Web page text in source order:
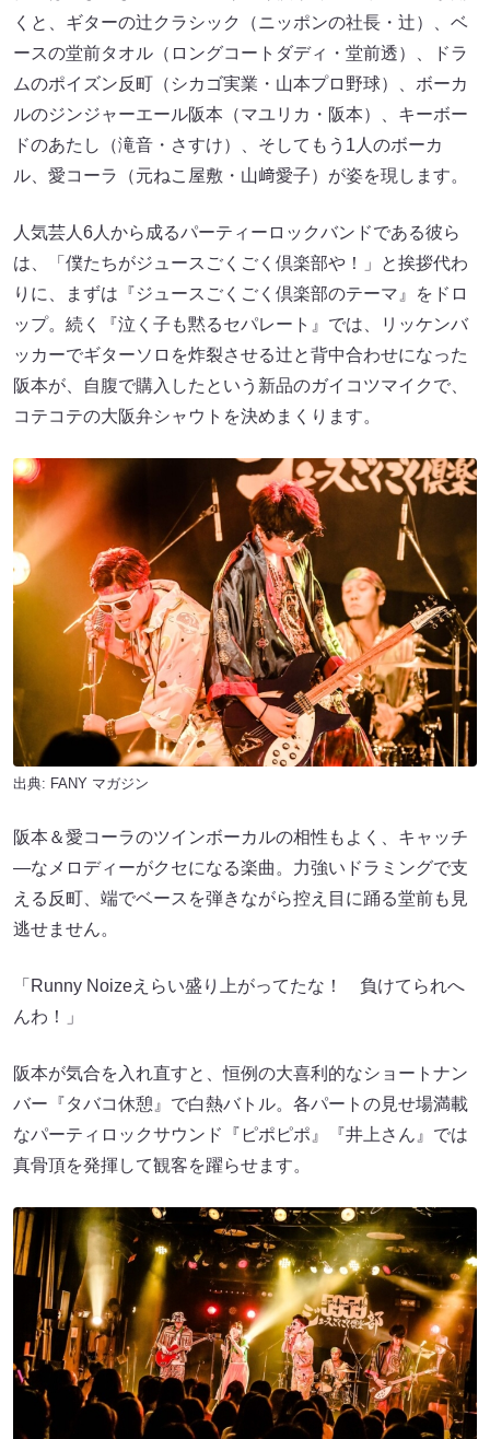
くと、ギターの辻クラシック（ニッポンの社長・辻）、ベ
ースの堂前タオル（ロングコートダディ・堂前透）、ドラ
ムのポイズン反町（シカゴ実業・山本プロ野球）、ボーカ
ルのジンジャーエール阪本（マユリカ・阪本）、キーボー
ドのあたし（滝音・さすけ）、そしてもう1人のボーカ
ル、愛コーラ（元ねこ屋敷・山﨑愛子）が姿を現します。
人気芸人6人から成るパーティーロックバンドである彼ら
は、「僕たちがジュースごくごく倶楽部や！」と挨拶代わ
りに、まずは『ジュースごくごく倶楽部のテーマ』をドロ
ップ。続く『泣く子も黙るセパレート』では、リッケンバ
ッカーでギターソロを炸裂させる辻と背中合わせになった
阪本が、自腹で購入したという新品のガイコツマイクで、
コテコテの大阪弁シャウトを決めまくります。
出典: FANY マガジン
阪本＆愛コーラのツインボーカルの相性もよく、キャッチ
―なメロディーがクセになる楽曲。力強いドラミングで支
える反町、端でベースを弾きながら控え目に踊る堂前も見
逃せません。
「Runny Noizeえらい盛り上がってたな！ 負けてられへ
んわ！」
阪本が気合を入れ直すと、恒例の大喜利的なショートナン
バー『タバコ休憩』で白熱バトル。各パートの見せ場満載
なパーティロックサウンド『ピポピポ』『井上さん』では
真骨頂を発揮して観客を躍らせます。